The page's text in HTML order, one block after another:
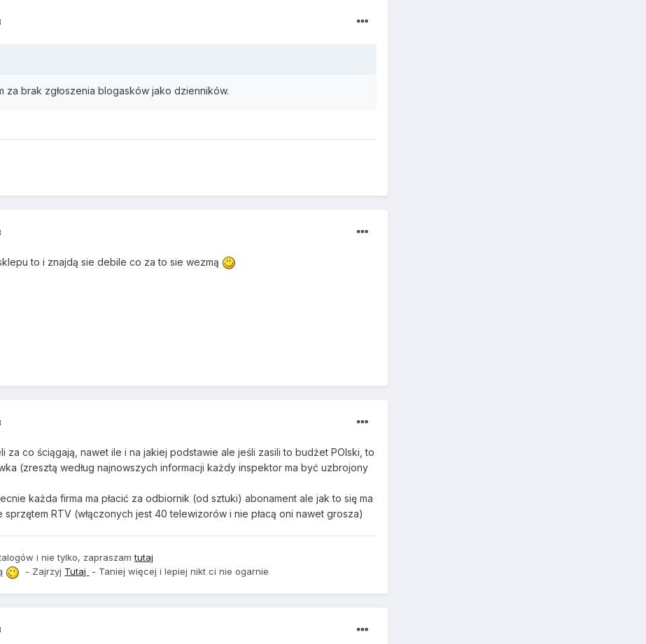
za brak zgłoszenia blogasków jako dzienników.
to i znajdą sie debile co za to sie wezmą
za co ściągają, nawet ile i na jakiej podstawie ale jeśli zasili to budżet POlski, to
(zresztą według najnowszych informacji każdy inspektor ma być uzbrojony
każda firma ma płacić za odbiornik (od sztuki) abonament ale jak to się ma
RTV (włączonych jest 40 telewizorów i nie płacą oni nawet grosza)
i nie tylko, zapraszamtutaj
- Zajrzyj Tutaj - Taniej więcej i lepiej nikt ci nie ogarnie